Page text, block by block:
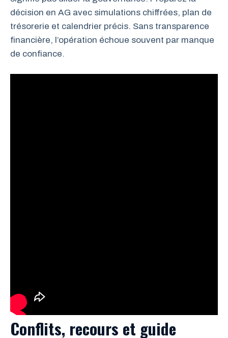
décision en AG avec simulations chiffrées, plan de
trésorerie et calendrier précis. Sans transparence
financière, l’opération échoue souvent par manque
de confiance.
Conflits, recours et guide